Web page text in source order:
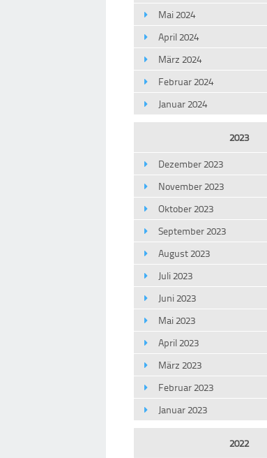
Mai 2024
April 2024
März 2024
Februar 2024
Januar 2024
2023
Dezember 2023
November 2023
Oktober 2023
September 2023
August 2023
Juli 2023
Juni 2023
Mai 2023
April 2023
März 2023
Februar 2023
Januar 2023
2022